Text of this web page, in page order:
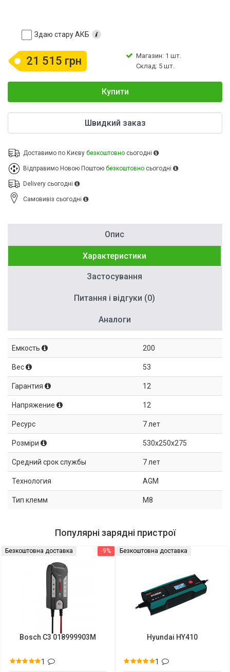
Здаю стару АКБ
21 515 грн
Магазин: 1 шт.
Склад: 5 шт.
Купити
Швидкий заказ
Доставимо по Києву безкоштовно сьогодні
Відправимо Новою Поштою безкоштовно сьогодні
Delivery сьогодні
Cамовивіз сьогодні
Опис
Характеристики
Застосування
Питання і відгуки (0)
Аналоги
Емкость 200
Вес 53
Гарантия 12
Напряжение 12
Ресурс 7 лет
Розміри 530x250x275
Средний срок службы 7 лет
Технология AGM
Тип клемм M8
Популярні зарядні пристрої
-9%
Безкоштовна доставка
Bosch C3 018999903M
1
Безкоштовна доставка
Hyundai HY410
1